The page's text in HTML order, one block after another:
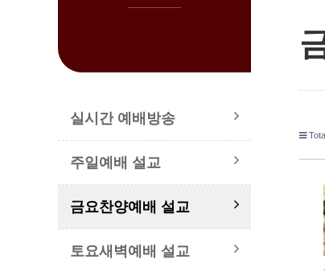
실시간 예배방송
주일예배 설교
금요찬양예배 설교
토요새벽예배 설교